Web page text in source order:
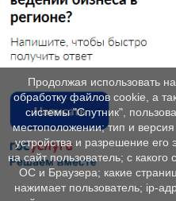
Продолжая использовать
обработку файлов cookie, а
системы "Спутник",
местоположении; тип и
устройства и разрешение его
на сайт пользователь; с
ОС и Браузера; какие
нажимает пользователь; ip-